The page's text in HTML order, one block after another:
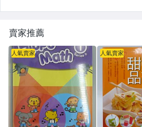
▌家庭 ▌親子 ▌教育 ▌
✈家庭親子
✈少年童書╱兒童文學
✈教育
▌藝術 ▌設計 ▌
賣家推薦
人氣賣家 人氣賣家